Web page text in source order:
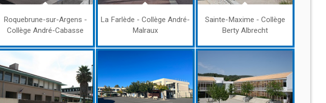
Roquebrune-sur-Argens -
Collège André-Cabasse
La Farlède - Collège André-
Malraux
Sainte-Maxime - Collège
Berty Albrecht